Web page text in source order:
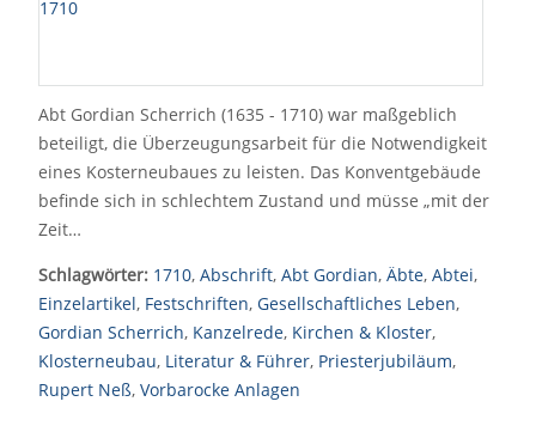
Abt Gordian Scherrich (1635 - 1710) war maßgeblich
beteiligt, die Überzeugungsarbeit für die Notwendigkeit
eines Kosterneubaues zu leisten. Das Konventgebäude
befinde sich in schlechtem Zustand und müsse „mit der
Zeit…
Schlagwörter: 1710, Abschrift, Abt Gordian, Äbte, Abtei,
Einzelartikel, Festschriften, Gesellschaftliches Leben,
Gordian Scherrich, Kanzelrede, Kirchen & Kloster,
Klosterneubau, Literatur & Führer, Priesterjubiläum,
Rupert Neß, Vorbarocke Anlagen